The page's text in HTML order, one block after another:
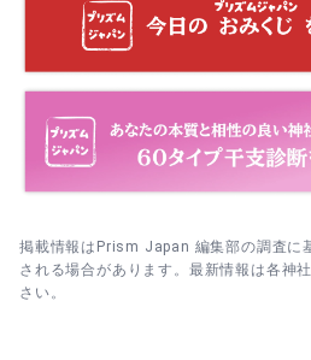
10月1日〜11月30日 七五三詣｜期
け。平日午前は比較的落ち着いて
11月上旬 紅葉の頃｜大イチョウ
分。週末は混みやすいので、早朝
けさも味わえます。
4. 写真を撮るなら、参道から拝殿
ると景色の変化を楽しみやすいで
掲載情報はPrism Japan 編集部の調査に
される場合があります。最新情報は各神
さい。